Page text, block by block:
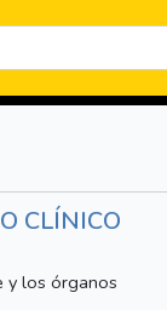
CLÍNICO
y los órganos